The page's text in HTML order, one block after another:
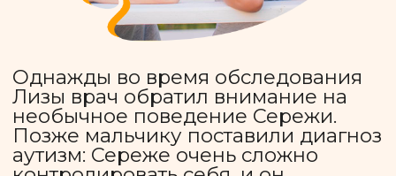
Илья появился в жизни родителей
родились мальчики-близнецы.
Вероятность, казалось бы, сыграла
в пользу родителей — это редкость
и большая радость.
Брата Ильи зовут Дима. Мальчики
родились раньше срока. Здоровье
Димы удалось стабилизировать.
вероятности